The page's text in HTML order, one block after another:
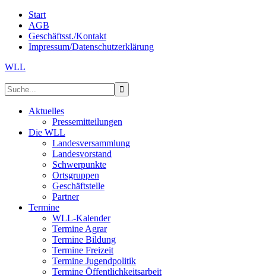
Start
AGB
Geschäftsst./Kontakt
Impressum/Datenschutzerklärung
WLL
Aktuelles
Pressemitteilungen
Die WLL
Landesversammlung
Landesvorstand
Schwerpunkte
Ortsgruppen
Geschäftstelle
Partner
Termine
WLL-Kalender
Termine Agrar
Termine Bildung
Termine Freizeit
Termine Jugendpolitik
Termine Öffentlichkeitsarbeit